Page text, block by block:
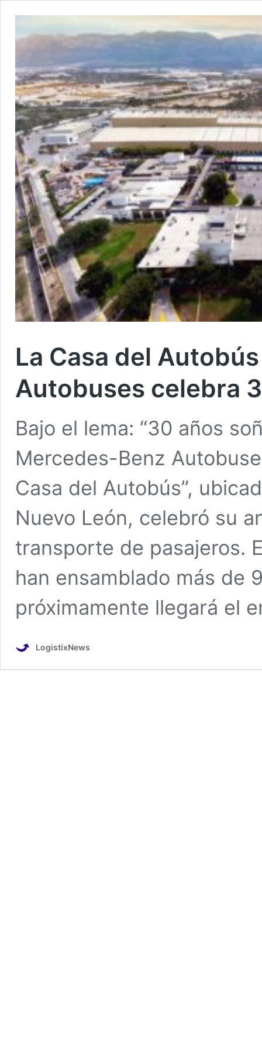
La Casa del
Autobuses celebra
Bajo el lema: “30 años
Mercedes-Benz
Casa del Autobús”,
Nuevo León, celebró su
transporte de pasajeros.
han ensamblado más de
próximamente llegará el
LogistixNews